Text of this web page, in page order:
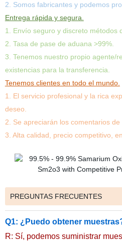
2. Somos fabricantes y podemos
Entrega rápida y segura.
1. Envío seguro y discreto métodos
2. Tasa de pase de aduana >99%.
3. Tenemos nuestro propio agente/
existencias para la transferencia.
Tenemos clientes en todo el mundo.
1. El servicio profesional y la rica
deseo.
2. Se apreciarán los comentarios
3. Alta calidad, precio competitivo,
PREGUNTAS FRECUENTES
Q1: ¿Puedo obtener
R: Sí, podemos suministrar